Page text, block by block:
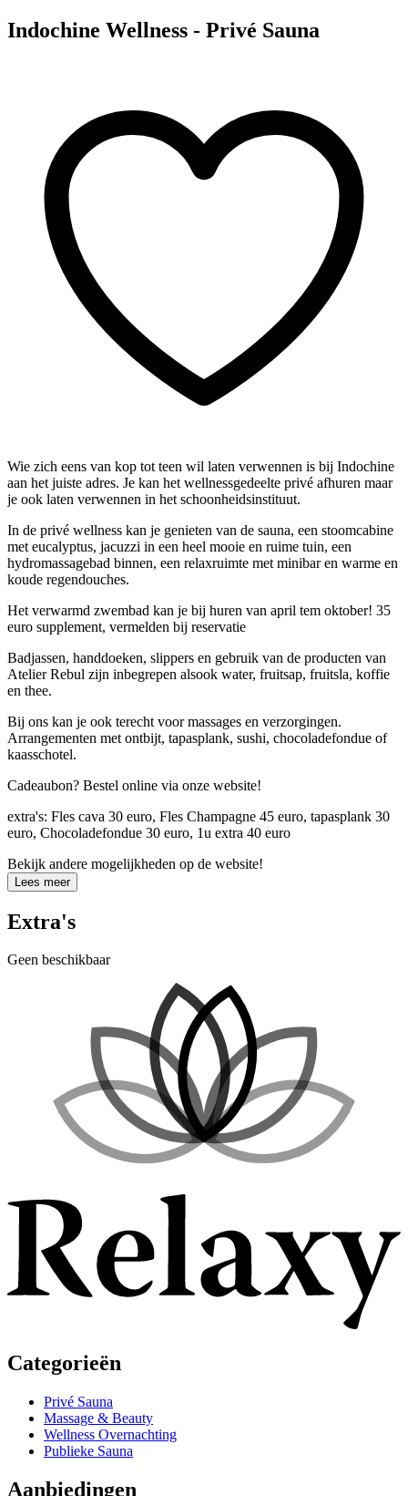
Indochine Wellness - Privé Sauna
Wie zich eens van kop tot teen wil laten verwennen is bij Indochine
aan het juiste adres. Je kan het wellnessgedeelte privé afhuren maar
je ook laten verwennen in het schoonheidsinstituut.
In de privé wellness kan je genieten van de sauna, een stoomcabine
met eucalyptus, jacuzzi in een heel mooie en ruime tuin, een
hydromassagebad binnen, een relaxruimte met minibar en warme en
koude regendouches.
Het verwarmd zwembad kan je bij huren van april tem oktober! 35
euro supplement, vermelden bij reservatie
Badjassen, handdoeken, slippers en gebruik van de producten van
Atelier Rebul zijn inbegrepen alsook water, fruitsap, fruitsla, koffie
en thee.
Bij ons kan je ook terecht voor massages en verzorgingen.
Arrangementen met ontbijt, tapasplank, sushi, chocoladefondue of
kaasschotel.
Cadeaubon? Bestel online via onze website!
extra's: Fles cava 30 euro, Fles Champagne 45 euro, tapasplank 30
euro, Chocoladefondue 30 euro, 1u extra 40 euro
Bekijk andere mogelijkheden op de website!
Lees meer
Extra's
Geen beschikbaar
Categorieën
Privé Sauna
Massage & Beauty
Wellness Overnachting
Publieke Sauna
Aanbiedingen